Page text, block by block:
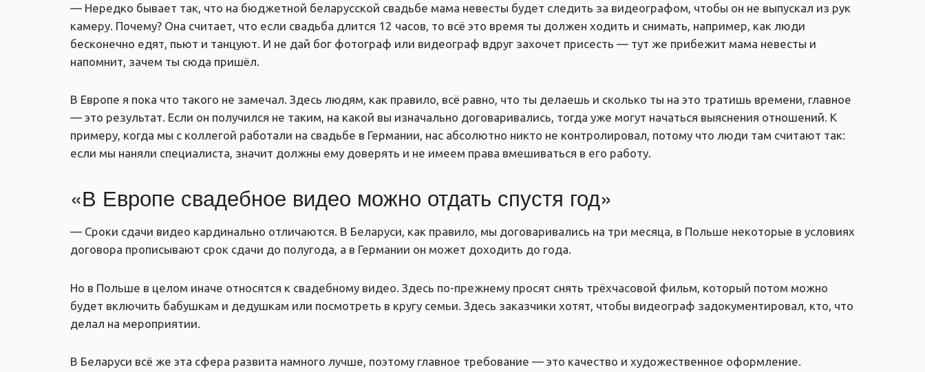
— Нередко бывает так, что на бюджетной беларусской свадьбе мама невесты будет следить за видеографом, чтобы он не выпускал из рук
камеру. Почему? Она считает, что если свадьба длится 12 часов, то всё это время ты должен ходить и снимать, например, как люди
бесконечно едят, пьют и танцуют. И не дай бог фотограф или видеограф вдруг захочет присесть — тут же прибежит мама невесты и
напомнит, зачем ты сюда пришёл.
В Европе я пока что такого не замечал. Здесь людям, как правило, всё равно, что ты делаешь и сколько ты на это тратишь времени, главное
— это результат. Если он получился не таким, на какой вы изначально договаривались, тогда уже могут начаться выяснения отношений. К
примеру, когда мы с коллегой работали на свадьбе в Германии, нас абсолютно никто не контролировал, потому что люди там считают так:
если мы наняли специалиста, значит должны ему доверять и не имеем права вмешиваться в его работу.
«В Европе свадебное видео можно отдать спустя год»
— Сроки сдачи видео кардинально отличаются. В Беларуси, как правило, мы договаривались на три месяца, в Польше некоторые в условиях
договора прописывают срок сдачи до полугода, а в Германии он может доходить до года.
Но в Польше в целом иначе относятся к свадебному видео. Здесь по-прежнему просят снять трёхчасовой фильм, который потом можно
будет включить бабушкам и дедушкам или посмотреть в кругу семьи. Здесь заказчики хотят, чтобы видеограф задокументировал, кто, что
делал на мероприятии.
В Беларуси всё же эта сфера развита намного лучше, поэтому главное требование — это качество и художественное оформление.